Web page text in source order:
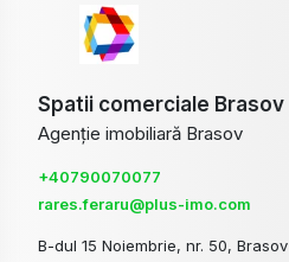
Spatii comerciale Brasov
Agenție imobiliară Brasov
+40790070077
rares.feraru@plus-imo.com
B-dul 15 Noiembrie, nr. 50, Brasov